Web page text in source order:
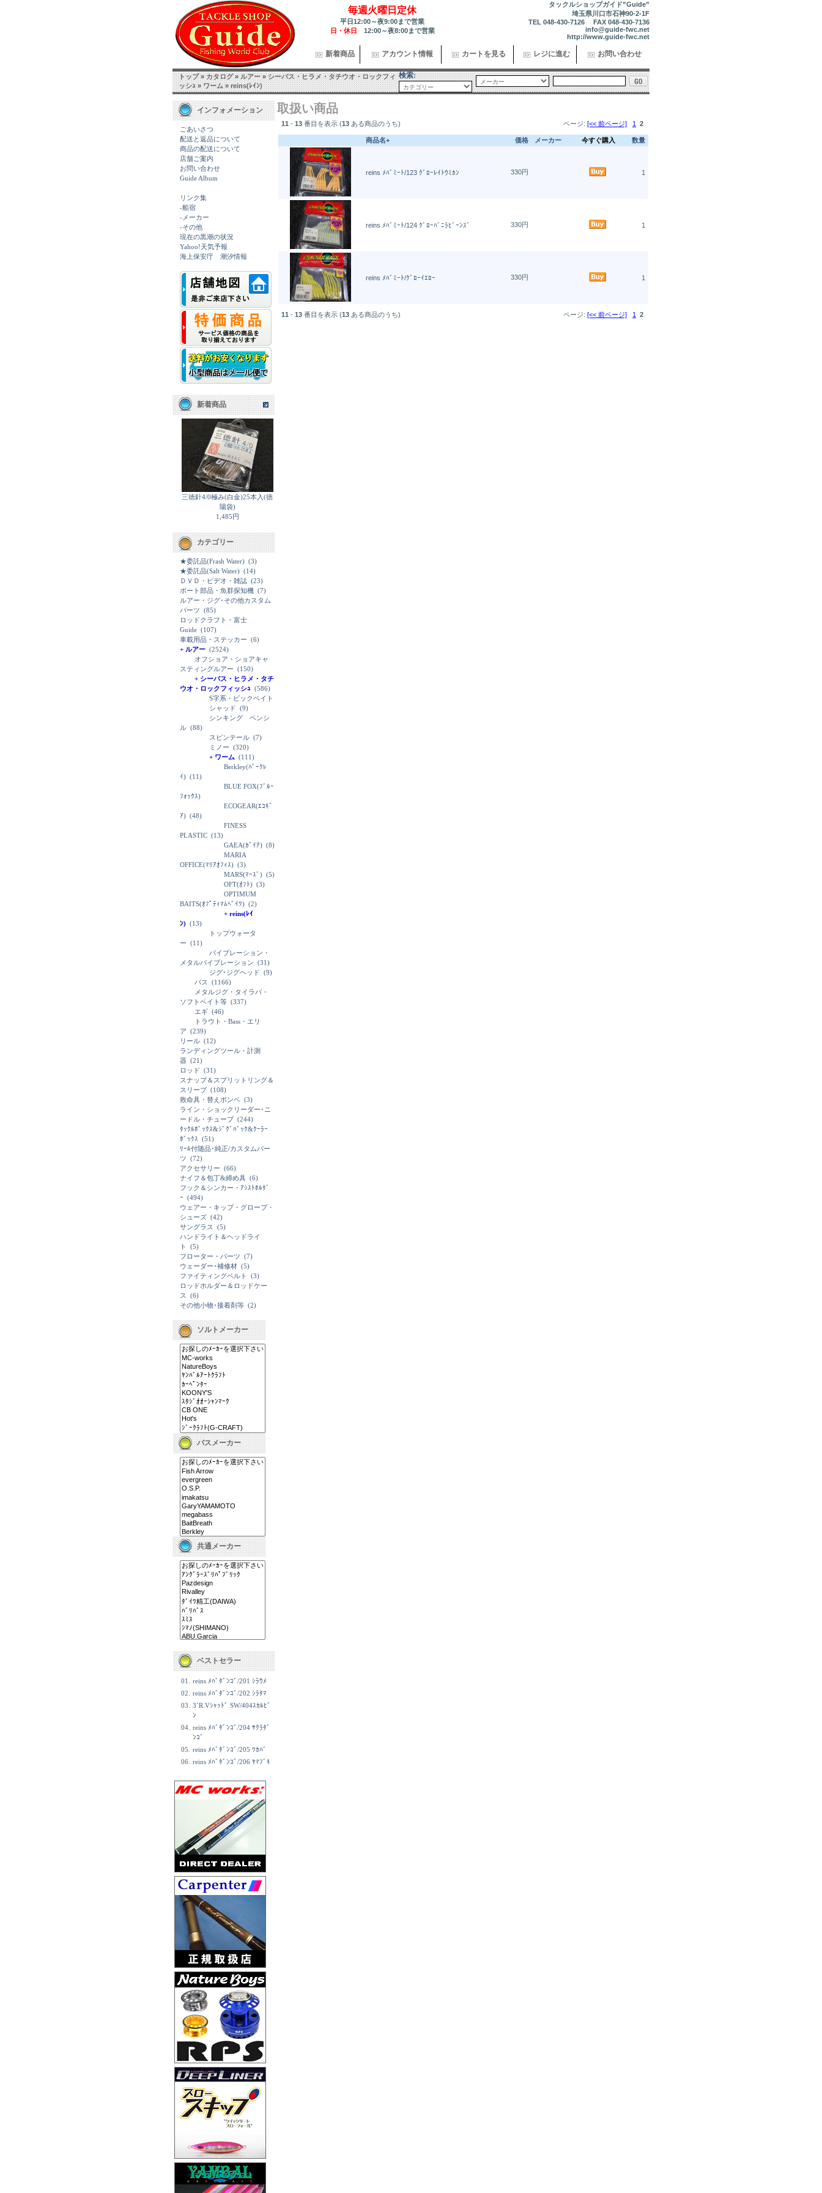
毎週火曜日定休
平日12:00～夜9:00まで営業
日・休日 12:00～夜8:00まで営業
タックルショップガイド”Guide”
埼玉県川口市石神90-2-1F
TEL 048-430-7126 FAX 048-430-7136
info@guide-fwc.net
http://www.guide-fwc.net
新着商品 アカウント情報 カートを見る レジに進む お問い合わせ
トップ»カタログ»ルアー»シーバス・ヒラメ・タチウオ・ロックフィ
ッシｭ»ワーム»reins(ﾚｲﾝ)
検索:
インフォメーション
ごあいさつ
配送と返品について
商品の配送について
店舗ご案内
お問い合わせ
Guide Album
リンク集
-船宿
-メーカー
-その他
現在の黒潮の状況
Yahoo!天気予報
海上保安庁 潮汐情報
新着商品
三徳針4/0極み(白金)25本入(徳
陽袋)
1,485円
カテゴリー
★委託品(Frash Water) (3)
★委託品(Salt Water) (14)
ＤＶＤ・ビデオ・雑誌 (23)
ボート部品・魚群探知機 (7)
ルアー・ジグ･その他カスタム
パーツ (85)
ロッドクラフト・富士
Guide (107)
車載用品・ステッカー (6)
+ ルアー (2524)
オフショア・ショアキャ
スティングルアー (150)
+ シーバス・ヒラメ・タチ
ウオ・ロックフィッシｭ (586)
S字系・ビックベイト
シャッド (9)
シンキング ペンシ
ル (88)
スピンテール (7)
ミノー (320)
+ ワーム (111)
Berkley(ﾊﾞｰｸﾚ
ｲ) (11)
BLUE FOX(ﾌﾞﾙｰ
ﾌｫｯｸｽ)
ECOGEAR(ｴｺｷﾞ
ｱ) (48)
FINESS
PLASTIC (13)
GAEA(ｶﾞｲｱ) (8)
MARIA
OFFICE(ﾏﾘｱｵﾌｨｽ) (3)
MARS(ﾏｰｽﾞ) (5)
OFT(ｵﾌﾄ) (3)
OPTIMUM
BAITS(ｵﾌﾟﾃｨﾏﾑﾍﾞｲﾂ) (2)
+ reins(ﾚｲ
ﾝ) (13)
トップウォータ
ー (11)
バイブレーション・
メタルバイブレーション (31)
ジグ･ジグヘッド (9)
バス
(1166)
メタルジグ・タイラバ・
ソフトベイト等 (337)
エギ (46)
トラウト・Bass・エリ
ア (239)
リール (12)
ランディングツール・計測
器 (21)
ロッド (31)
スナップ＆スプリットリング＆
スリーブ (108)
救命具・替えボンベ (3)
ライン・ショックリーダー･ニ
ードル・チューブ (244)
ﾀｯｸﾙﾎﾞｯｸｽ&ｼﾞｸﾞﾊﾞｯｸ&ｸｰﾗｰ
ﾎﾞｯｸｽ (51)
ﾘｰﾙ付随品･純正/カスタムパー
ツ (72)
アクセサリー (66)
ナイフ＆包丁&締め具 (6)
フック＆シンカー・ｱｼｽﾄﾎﾙﾀﾞ
ｰ (494)
ウェアー・キップ・グローブ・
シューズ (42)
サングラス
(5)
ハンドライト＆ヘッドライ
ト
(5)
フローター・パーツ (7)
ウェーダー･補修材 (5)
ファイティングベルト
(3)
ロッドホルダー＆ロッドケー
ス
(6)
その他小物･接着剤等 (2)
ソルトメーカー
バスメーカー
共通メーカー
ベストセラー
01.
reins ﾒﾊﾞﾀﾞﾝｺﾞ/201 ｼﾗｳﾒ
02.
reins ﾒﾊﾞﾀﾞﾝｺﾞ/202 ｼﾗﾀﾏ
03.
3`R.Vｼｬｯﾄﾞ SW/404ｽｶﾙﾋﾞ
ﾝ
04. reins ﾒﾊﾞﾀﾞﾝｺﾞ/204 ｻｸﾗﾀﾞ
ﾝｺﾞ
05.
reins ﾒﾊﾞﾀﾞﾝｺﾞ/205 ﾜｶﾊﾞ
06. reins ﾒﾊﾞﾀﾞﾝｺﾞ/206 ﾔﾏﾌﾞｷ
取扱い商品
11 - 13 番目を表示 (13 ある商品のうち) ページ: [<< 前ページ] 1 2
商品名+ 価格 メーカー 今すぐ購入 数量
reins ﾒﾊﾞﾐｰﾄ/123 ｸﾞﾛｰﾚｲﾄｳﾐｶﾝ 330円 1
reins ﾒﾊﾞﾐｰﾄ/124 ｸﾞﾛｰﾊﾞﾆﾗﾋﾞｰﾝｽﾞ 330円 1
reins ﾒﾊﾞﾐｰﾄ/ｸﾞﾛｰｲｴﾛｰ 330円 1
11 - 13 番目を表示 (13 ある商品のうち) ページ: [<< 前ページ] 1 2